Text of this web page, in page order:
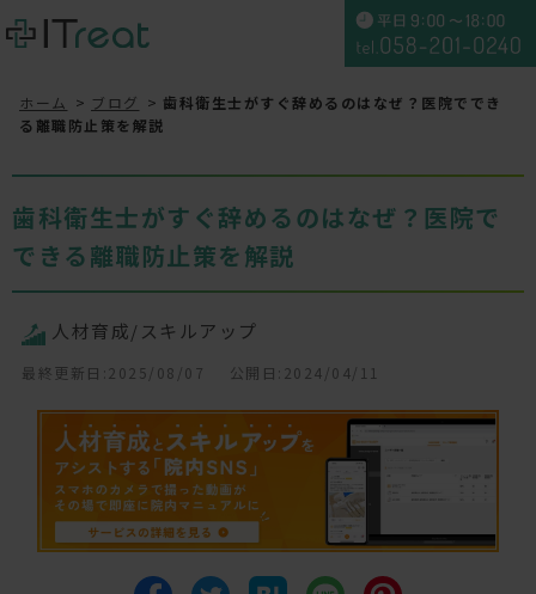
ホーム ブログ
歯科衛生士がすぐ辞めるのはなぜ？医院ででき
る離職防止策を解説
歯科衛生士がすぐ辞めるのはなぜ？医院で
できる離職防止策を解説
人材育成/スキルアップ
最終更新日:2025/08/07 公開日:2024/04/11